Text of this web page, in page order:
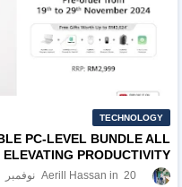
TECHNOLOGY
PC-LEVEL BUNDLE ALL
PRODUCTIVITY
Aerill Hassan 20 نوفمبر